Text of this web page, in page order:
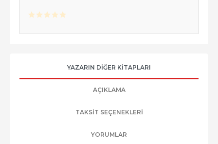
YAZARIN DIĞER KITAPLARI
AÇIKLAMA
TAKSIT SEÇENEKLERI
YORUMLAR